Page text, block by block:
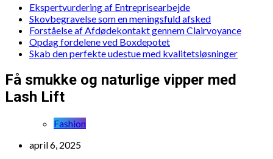
Ekspertvurdering af Entreprisearbejde
Skovbegravelse som en meningsfuld afsked
Forståelse af Afdødekontakt gennem Clairvoyance
Opdag fordelene ved Boxdepotet
Skab den perfekte udestue med kvalitetsløsninger
Få smukke og naturlige vipper med
Lash Lift
Fashion
april 6, 2025